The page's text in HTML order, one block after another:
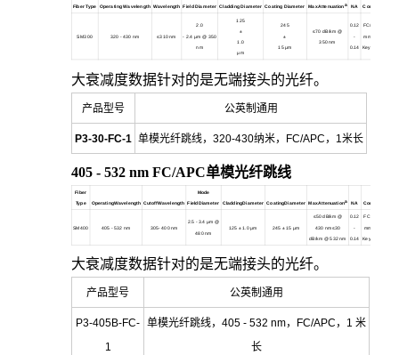
Fiber Type Operating Wavelength Wavelength
Field Diameter Cladding Diameter Coating Diameter MaxAttenuationa NA Connectors
SM300 320 - 430 nm ≤310 nm
2.0
- 2.4 µm @ 350
nm
125
±
1.0
µm
245
±
15 µm
≤70 dB/km @
350 nm
0.12
-
0.14
FC/APC 2.0
mm Narrow
Key30126A3
大衰减度数据针对的是无端接头的光纤。
产品型号 公英制通用
P3-30-FC-1 单模光纤跳线，320-430纳米，FC/APC，1米长
405 - 532 nm FC/APC单模光纤跳线
Fiber
Type
OperatingWavelength CutoffWavelength
Mode
FieldDiameter
CladdingDiameter CoatingDiameter MaxAttenuationa NA Connectors
SM400 405 - 532 nm 305- 400 nm
2.5 - 3.4 µm @
480 nm
125± 1.0 µm 245± 15 µm
≤50 dB/km @
430 nm≤30
dB/km @ 532 nm
0.12
-
0.14
FC/APC 2.0
mm Narrow
Key30126A3
大衰减度数据针对的是无端接头的光纤。
产品型号 公英制通用
P3-405B-FC-
1
单模光纤跳线，405 - 532 nm，FC/APC，1 米
长